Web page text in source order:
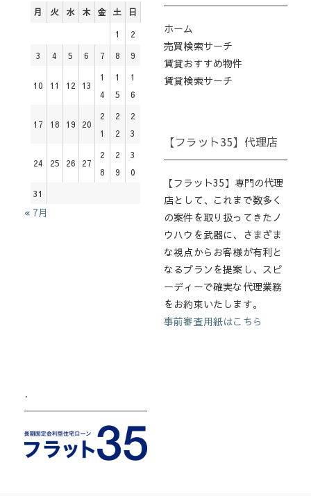
月 火 水 木 金 土 日
1
2
3
4 5 6 7 8 9
10 11 12 13
1
4
1
5
1
6
17 18 19 20
2
1
2
2
2
3
24 25 26 27
2
8
2
9
3
0
31
« 7月
ホーム
売買検索サーチ
賃貸おすすめ物件
賃貸検索サーチ
【フラット35】代理店
【フラット35】専門の代理
店として、これまで数多く
の案件を取り扱ってきたノ
ウハウを武器に、さまざま
な視点からお客様が有利と
なるプランを提案し、スピ
ーディーで確実な代理業務
をお約束いたします。
事前審査用紙はこちら
.